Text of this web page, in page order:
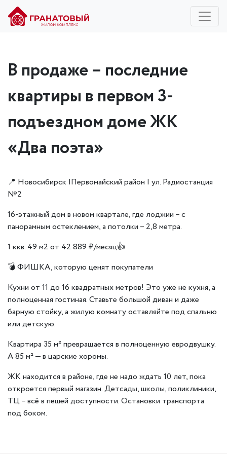
В продаже – последние
квартиры в первом 3-
подъездном доме ЖК
«Два поэта»
📍 Новосибирск |Первомайский район | ул. Радиостанция
№2
16-этажный дом в новом квартале, где лоджии – с
панорамным остеклением, а потолки – 2,8 метра.
1 ккв. 49 м2 от 42 889 ₽/месяц👍
💣 ФИШКА, которую ценят покупатели
Кухни от 11 до 16 квадратных метров! Это уже не кухня, а
полноценная гостиная. Ставьте большой диван и даже
барную стойку, а жилую комнату оставляйте под спальню
или детскую.
Квартира 35 м² превращается в полноценную евродвушку.
А 85 м² — в царские хоромы.
ЖК находится в районе, где не надо ждать 10 лет, пока
откроется первый магазин. Детсады, школы, поликлиники,
ТЦ – всё в пешей доступности. Остановки транспорта
под боком.